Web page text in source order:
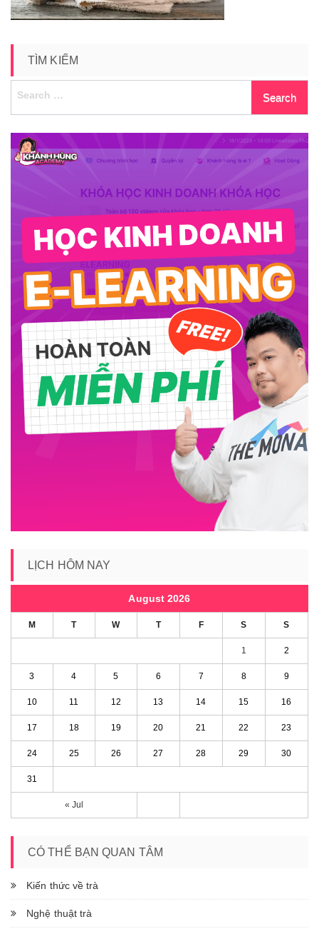
TÌM KIẾM
Search
LỊCH HÔM NAY
August 2026
M T W T F S S
« Jul
1 2
3 4 5 6 7 8 9
10 11 12 13 14 15 16
17 18 19 20 21 22 23
24 25 26 27 28 29 30
31
CÓ THỂ BẠN QUAN TÂM
Kiến thức về trà
Nghệ thuật trà